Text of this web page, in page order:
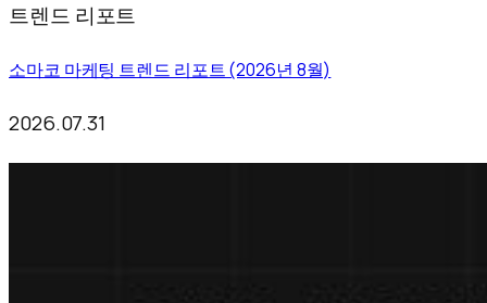
트렌드 리포트
소마코 마케팅 트렌드 리포트 (2026년 8월)
2026.07.31